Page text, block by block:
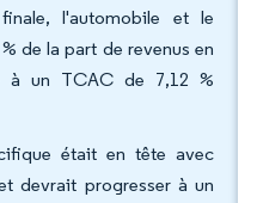
l'automobile et le
de la part de revenus en
à un TCAC de 7,12 %
était en tête avec
devrait progresser à un